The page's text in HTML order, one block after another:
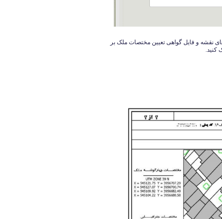
نقشه و فایل گواهی تعیین مختصات ملک بر
کنید.